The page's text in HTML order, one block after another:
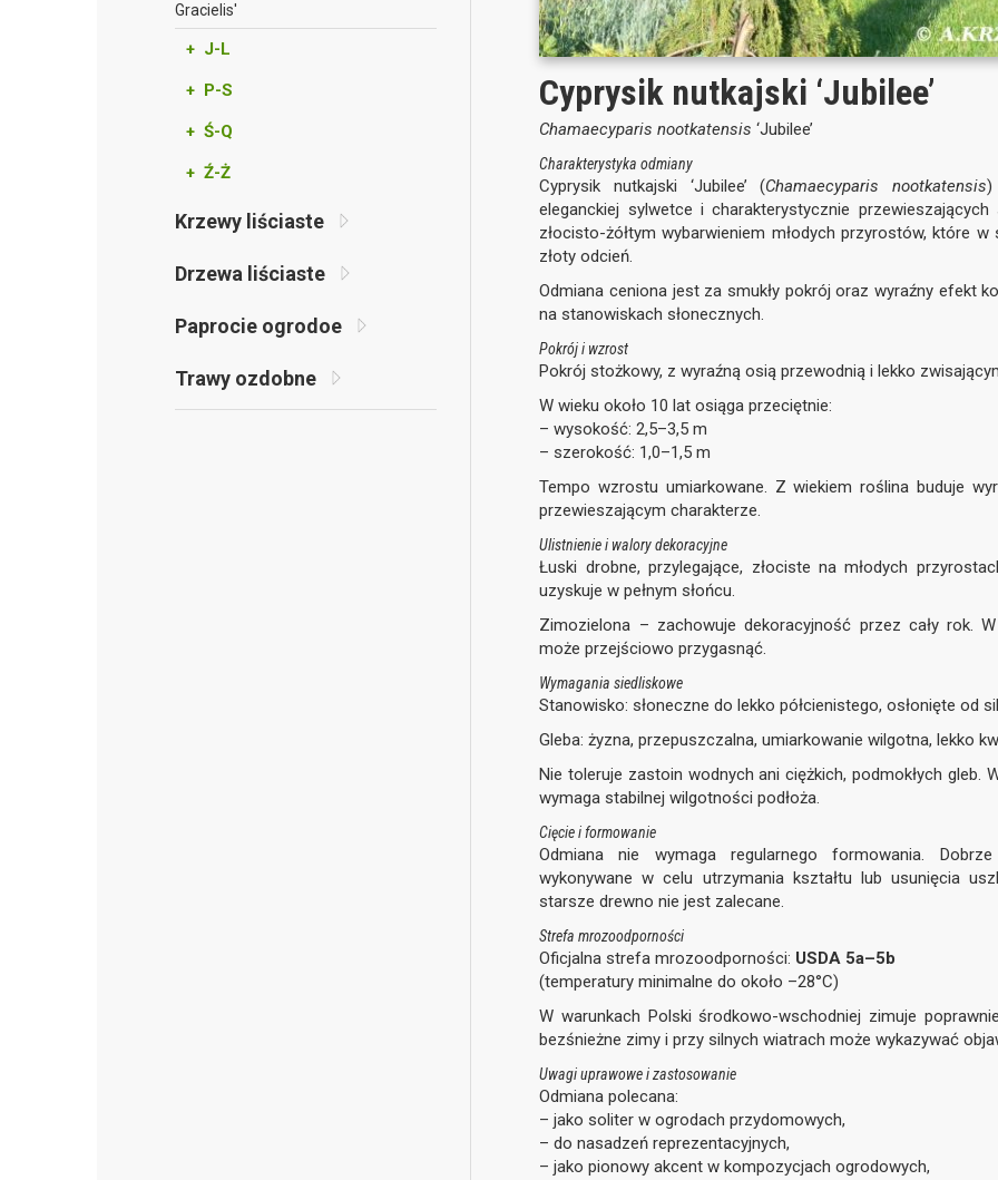
Gracielis'
+ J-L
+ P-S
+ Ś-Q
+ Ź-Ż
Krzewy liściaste
Drzewa liściaste
Paprocie ogrodoe
Trawy ozdobne
Cyprysik nutkajski ‘Jubilee’
Chamaecyparis nootkatensis ‘Jubilee’
Charakterystyka odmiany
Cyprysik nutkajski ‘Jubilee’ (Chamaecyparis nootkatensis)
eleganckiej sylwetce i charakterystycznie
złocisto-żółtym wybarwieniem młodych przyrostów, które
złoty odcień.
Odmiana ceniona jest za smukły pokrój oraz wyraźny efekt
na stanowiskach słonecznych.
Pokrój i wzrost
Pokrój stożkowy, z wyraźną osią przewodnią i lekko
W wieku około 10 lat osiąga przeciętnie:
– wysokość: 2,5–3,5 m
– szerokość: 1,0–1,5 m
Tempo wzrostu umiarkowane. Z wiekiem roślina buduje
przewieszającym charakterze.
Ulistnienie i walory dekoracyjne
Łuski drobne, przylegające, złociste na młodych
uzyskuje w pełnym słońcu.
Zimozielona – zachowuje dekoracyjność przez cały rok.
może przejściowo przygasnąć.
Wymagania siedliskowe
Stanowisko: słoneczne do lekko półcienistego, osłonięte od
Gleba: żyzna, przepuszczalna, umiarkowanie wilgotna, lekko
Nie toleruje zastoin wodnych ani ciężkich, podmokłych gleb.
wymaga stabilnej wilgotności podłoża.
Cięcie i formowanie
Odmiana nie wymaga regularnego formowania.
wykonywane w celu utrzymania kształtu lub usunięcia
starsze drewno nie jest zalecane.
Strefa mrozoodporności
Oficjalna strefa mrozoodporności: USDA 5a–5b
(temperatury minimalne do około –28°C)
W warunkach Polski środkowo-wschodniej zimuje
bezśnieżne zimy i przy silnych wiatrach może wykazywać
Uwagi uprawowe i zastosowanie
Odmiana polecana:
– jako soliter w ogrodach przydomowych,
– do nasadzeń reprezentacyjnych,
– jako pionowy akcent w kompozycjach ogrodowych,